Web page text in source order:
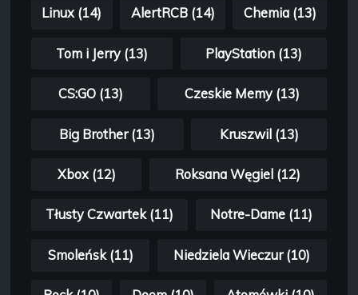
Linux (14) AlertRCB (14) Chemia (13)
Tom i Jerry (13) PlayStation (13)
CS:GO (13) Czeskie Memy (13)
Big Brother (13) Kruszwil (13)
Xbox (12) Roksana Węgiel (12)
Tłusty Czwartek (11) Notre-Dame (11)
Smoleńsk (11) Niedziela Wieczur (10)